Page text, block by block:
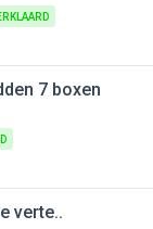
7 boxen
verte..